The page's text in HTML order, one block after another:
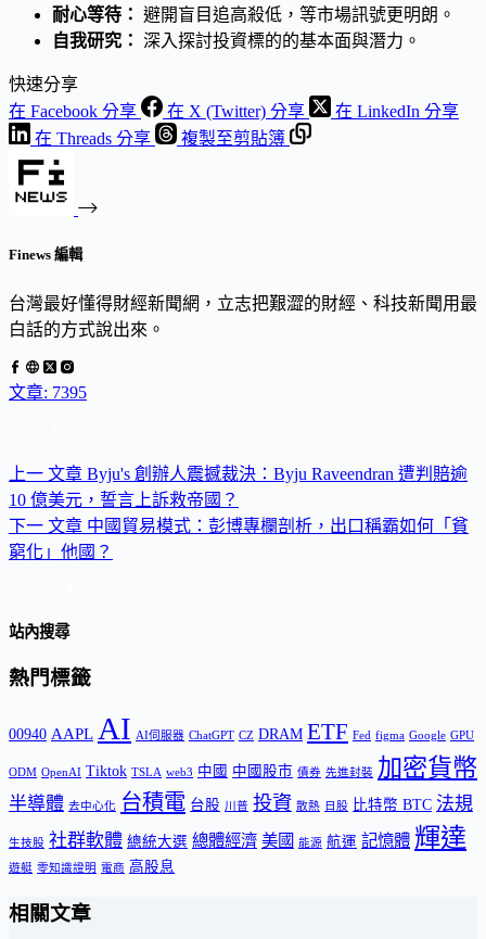
耐心等待： 避開盲目追高殺低，等市場訊號更明朗。
自我研究： 深入探討投資標的的基本面與潛力。
快速分享
在 Facebook 分享
在 X (Twitter) 分享
在 LinkedIn 分享
在 Threads 分享
複製至剪貼簿
Finews 編輯
台灣最好懂得財經新聞網，立志把艱澀的財經、科技新聞用最
白話的方式說出來。
文章: 7395
上一 文章 Byju's 創辦人震撼裁決：Byju Raveendran 遭判賠逾
10 億美元，誓言上訴救帝國？
下一 文章 中國貿易模式：彭博專欄剖析，出口稱霸如何「貧
窮化」他國？
站內搜尋
熱門標籤
00940 AAPL AI AI伺服器 ChatGPT CZ DRAM ETF Fed figma Google GPU
ODM OpenAI Tiktok TSLA web3 中國 中國股市 債券 先進封裝 加密貨幣
半導體 去中心化 台積電 台股 川普 投資 散熱 日股 比特幣 BTC 法規
生技股 社群軟體 總統大選 總體經濟 美國 能源 航運 記憶體 輝達
遊艇 零知識證明 電商 高股息
相關文章